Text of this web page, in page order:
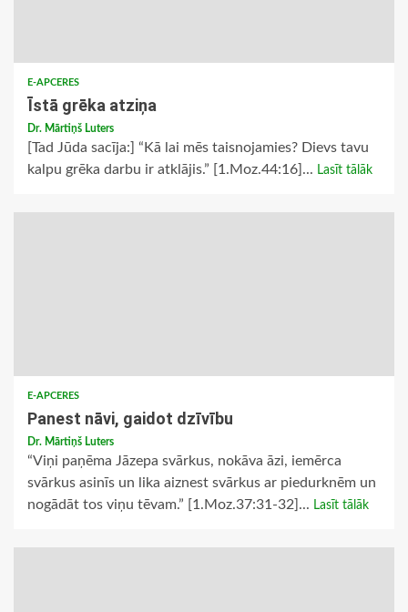
E-APCERES
Īstā grēka atziņa
Dr. Mārtiņš Luters
[Tad Jūda sacīja:] “Kā lai mēs taisnojamies? Dievs tavu
kalpu grēka darbu ir atklājis.” [1.Moz.44:16]... Lasīt tālāk
E-APCERES
Panest nāvi, gaidot dzīvību
Dr. Mārtiņš Luters
“Viņi paņēma Jāzepa svārkus, nokāva āzi, iemērca
svārkus asinīs un lika aiznest svārkus ar piedurknēm un
nogādāt tos viņu tēvam.” [1.Moz.37:31-32]... Lasīt tālāk